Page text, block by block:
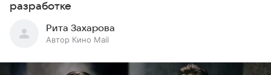
разработке
Рита Захарова
Автор Кино Mail